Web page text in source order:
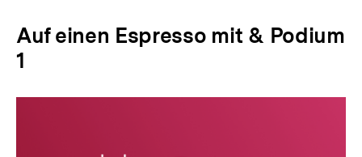
Auf einen Espresso mit & Podium
1